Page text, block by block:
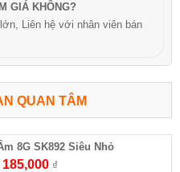
GIÁ KHÔNG?
Liên hệ với nhân viên bán
QUAN TÂM
8G SK892 Siêu Nhỏ
185,000₫